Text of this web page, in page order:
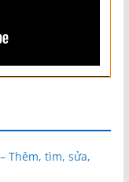
Thêm, tìm, sửa,